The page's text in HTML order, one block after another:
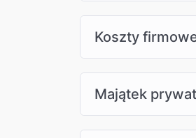
Koszty
Majątek